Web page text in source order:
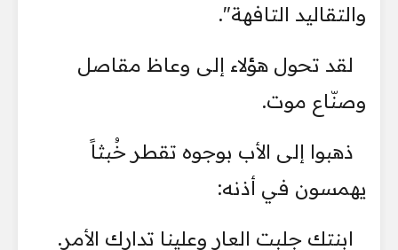
والتقاليد التافهة".
لقد تحول هؤلاء إلى وعاظ مقاصل
وصنّاع موت.
ذهبوا إلى الأب بوجوه تقطر خُبثاً
يهمسون في أذنه:
ابنتك جلبت العار وعلينا تدارك الأمر.